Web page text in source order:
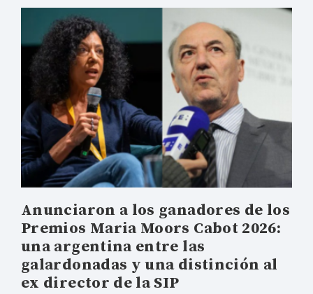
Anunciaron a los ganadores de los
Premios Maria Moors Cabot 2026:
una argentina entre las
galardonadas y una distinción al
ex director de la SIP